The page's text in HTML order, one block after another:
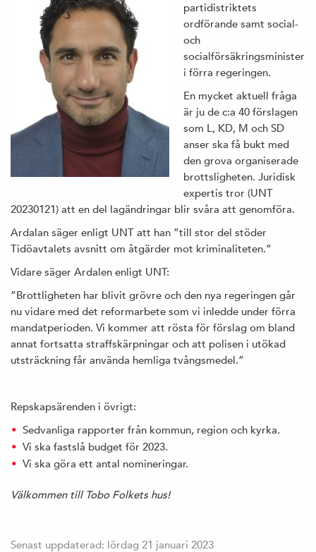
partidistriktets
ordförande samt social-
och
socialförsäkringsminister
i förra regeringen.
En mycket aktuell fråga
är ju de c:a 40 förslagen
som L, KD, M och SD
anser ska få bukt med
den grova organiserade
brottsligheten. Juridisk
expertis tror (UNT
20230121) att en del lagändringar blir svåra att genomföra.
Ardalan säger enligt UNT att han ”till stor del stöder
Tidöavtalets avsnitt om åtgärder mot kriminaliteten.”
Vidare säger Ardalen enligt UNT:
”Brottligheten har blivit grövre och den nya regeringen går
nu vidare med det reformarbete som vi inledde under förra
mandatperioden. Vi kommer att rösta för förslag om bland
annat fortsatta straffskärpningar och att polisen i utökad
utsträckning får använda hemliga tvångsmedel.”
Repskapsärenden i övrigt:
Sedvanliga rapporter från kommun, region och kyrka.
Vi ska fastslå budget för 2023.
Vi ska göra ett antal nomineringar.
Välkommen till Tobo Folkets hus!
Senast uppdaterad: lördag 21 januari 2023